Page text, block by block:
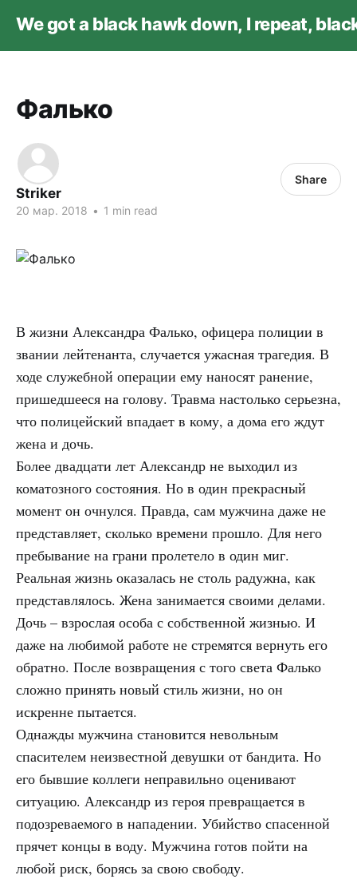
We got a black hawk down, I repeat,
Фалько
Striker
20 мар. 2018 • 1 min read
Share
В жизни Александра Фалько, офицера полиции в
звании лейтенанта, случается ужасная трагедия. В
ходе служебной операции ему наносят ранение,
пришедшееся на голову. Травма настолько серьезна,
что полицейский впадает в кому, а дома его ждут
жена и дочь.
Более двадцати лет Александр не выходил из
коматозного состояния. Но в один прекрасный
момент он очнулся. Правда, сам мужчина даже не
представляет, сколько времени прошло. Для него
пребывание на грани пролетело в один миг.
Реальная жизнь оказалась не столь радужна, как
представлялось. Жена занимается своими делами.
Дочь – взрослая особа с собственной жизнью. И
даже на любимой работе не стремятся вернуть его
обратно. После возвращения с того света Фалько
сложно принять новый стиль жизни, но он
искренне пытается.
Однажды мужчина становится невольным
спасителем неизвестной девушки от бандита. Но
его бывшие коллеги неправильно оценивают
ситуацию. Александр из героя превращается в
подозреваемого в нападении. Убийство спасенной
прячет концы в воду. Мужчина готов пойти на
любой риск, борясь за свою свободу.